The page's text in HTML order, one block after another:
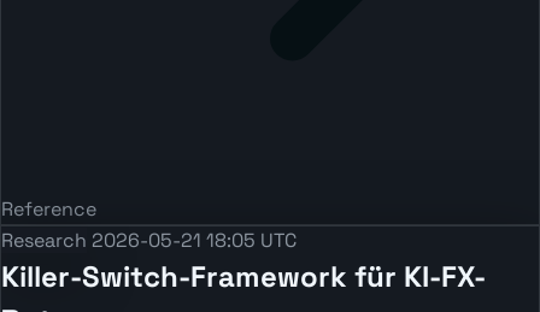
Reference
Research 2026-05-21 18:05 UTC
Killer-Switch-Framework für KI-FX-